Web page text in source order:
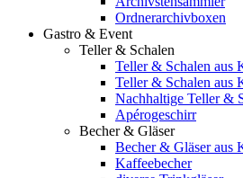
Ordnerarchivboxen
Gastro & Event
Teller & Schalen
Teller & Schalen aus
Teller & Schalen aus
Nachhaltige Teller &
Apérogeschirr
Becher & Gläser
Becher & Gläser aus
Kaffeebecher